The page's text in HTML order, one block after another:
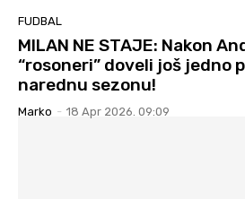
FUDBAL
MILAN NE STAJE: Nakon
“rosoneri” doveli još jedno
narednu sezonu!
Marko - 18 Apr 2026. 09:09